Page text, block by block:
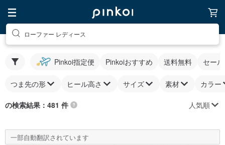
ローファー レディース
Pinkoi指定便 Pinkoiおすすめ 送料無料 セー
つま先の形 ヒール高さ サイズ 素材 カラー
の検索結果：481 件 人気順
一部自動翻訳されています